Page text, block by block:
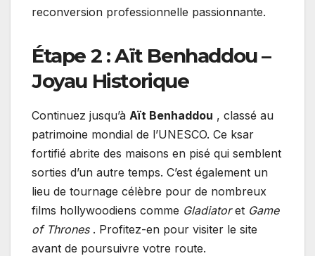
reconversion professionnelle passionnante.
Étape 2 : Aït Benhaddou –
Joyau Historique
Continuez jusqu’à Aït Benhaddou , classé au
patrimoine mondial de l’UNESCO. Ce ksar
fortifié abrite des maisons en pisé qui semblent
sorties d’un autre temps. C’est également un
lieu de tournage célèbre pour de nombreux
films hollywoodiens comme Gladiatoret Game
of Thrones. Profitez-en pour visiter le site
avant de poursuivre votre route.